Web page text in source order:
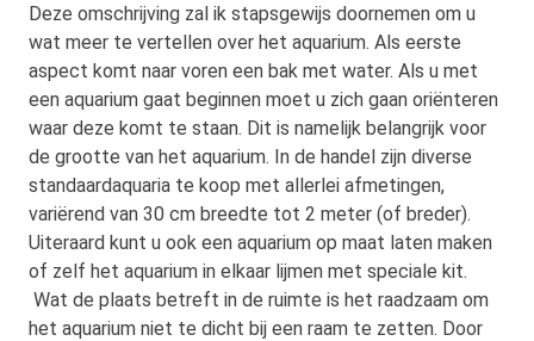
Deze omschrijving zal ik stapsgewijs doornemen om u
wat meer te vertellen over het aquarium. Als eerste
aspect komt naar voren een bak met water. Als u met
een aquarium gaat beginnen moet u zich gaan oriënteren
waar deze komt te staan. Dit is namelijk belangrijk voor
de grootte van het aquarium. In de handel zijn diverse
standaardaquaria te koop met allerlei afmetingen,
variërend van 30 cm breedte tot 2 meter (of breder).
Uiteraard kunt u ook een aquarium op maat laten maken
of zelf het aquarium in elkaar lijmen met speciale kit.
Wat de plaats betreft in de ruimte is het raadzaam om
het aquarium niet te dicht bij een raam te zetten. Door